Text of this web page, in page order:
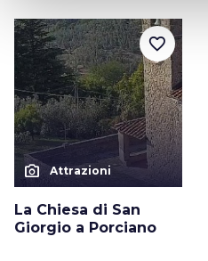
photo_camera Attrazioni
La Chiesa di San
Giorgio a Porciano
favorite_border